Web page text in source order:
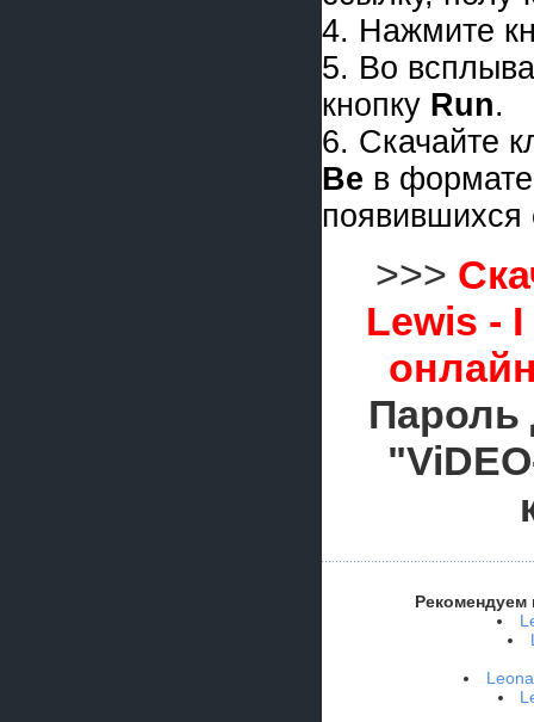
4. Нажмите
5. Во
кнопку Run.
6. Скачайте
Be в
появившихся
>>>
Lewis -
Пароль
Рекомендуем